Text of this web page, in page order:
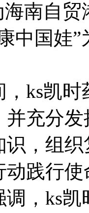
南自
中国娃
ks凯
并充分
，组
践行
，ks